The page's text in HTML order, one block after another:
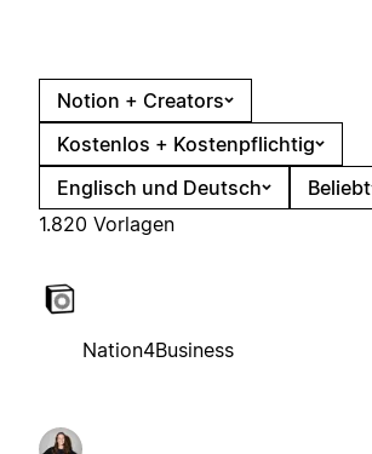
Notion + Creators
Kostenlos + Kostenpflichtig
Englisch und Deutsch
Beliebt
1.820 Vorlagen
Nation4Business